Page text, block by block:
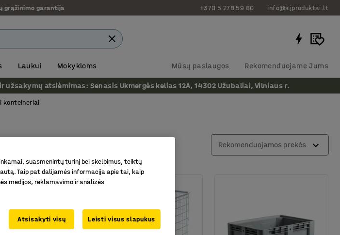
grąžinimo garantija +370 5 278 59 80 info@ajproduktai.lt
Laukui Mokykloms Mūsų paslaugos Rekomenduojame Jums
atsiėmimas: Senasis Ukmergės kelias 12A, 14302 Užubaliai, Vilniaus r.
konteineriai
Rekomenduojamos prekės
suasmenintų turinį bei skelbimus, teiktų
Taip pat dalijamės informacija apie tai, kaip
medijos, reklamavimo ir analizės
Atsisakyti visų Leisti visus slapukus